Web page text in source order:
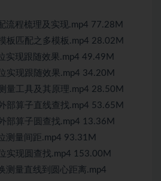
流程梳理及实现.mp4 77.28M
板匹配之多模板.mp4 28.02M
实现跟随效果.mp4 49.49M
实现跟随效果.mp4 34.20M
量工具及其原理.mp4 28.50M
部算子直线查找.mp4 53.65M
部算子圆查找.mp4 13.36M
测量间距.mp4 93.31M
实现圆查找.mp4 153.00M
测量直线到圆心距离.mp4